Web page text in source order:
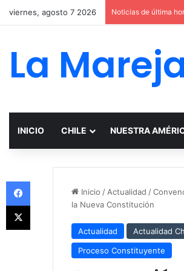
viernes, agosto 7 2026 Noticias de última
La
INICIO CHILE NUESTRA
Inicio / Actualidad /
la Nueva Constitución
Actualidad Actualidad
Proceso Constituyente
Facebook
X